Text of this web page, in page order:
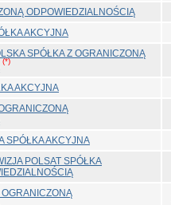
ODPOWIEDZIALNOŚCIĄ
AKCYJNA
SPÓŁKA Z OGRANICZONĄ
(*)
AKCYJNA
SPÓŁKA AKCYJNA
POLSAT SPÓŁKA